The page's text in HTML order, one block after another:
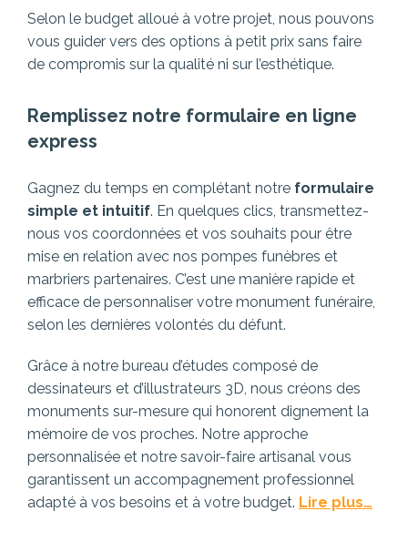
Selon le budget alloué à votre projet, nous pouvons
vous guider vers des options à petit prix sans faire
de compromis sur la qualité ni sur l’esthétique.
Remplissez notre formulaire en ligne
express
Gagnez du temps en complétant notre formulaire
simple et intuitif. En quelques clics, transmettez-
nous vos coordonnées et vos souhaits pour être
mise en relation avec nos pompes funèbres et
marbriers partenaires. C’est une manière rapide et
efficace de personnaliser votre monument funéraire,
selon les dernières volontés du défunt.
Grâce à notre bureau d’études composé de
dessinateurs et d’illustrateurs 3D, nous créons des
monuments sur-mesure qui honorent dignement la
mémoire de vos proches. Notre approche
personnalisée et notre savoir-faire artisanal vous
garantissent un accompagnement professionnel
adapté à vos besoins et à votre budget. Lire plus…